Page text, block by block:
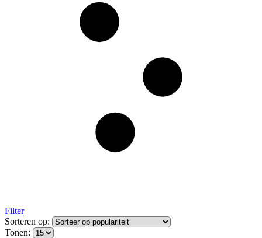
Filter
Sorteren op:
Tonen: